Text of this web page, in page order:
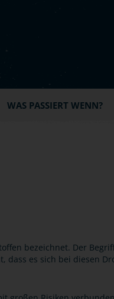
WAS PASSIERT WENN?
bezeichnet. Der
es sich bei diesen